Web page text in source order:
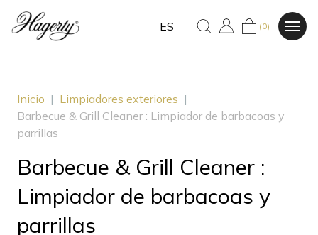
ES (0)
Inicio | Limpiadores exteriores |
Barbecue & Grill Cleaner : Limpiador de barbacoas y
parrillas
Barbecue & Grill Cleaner :
Limpiador de barbacoas y
parrillas